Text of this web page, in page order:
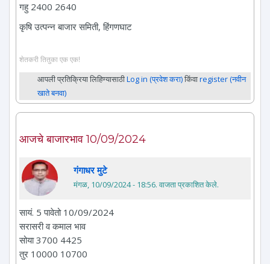
गहु 2400 2640
कृषि उत्पन्न बाजार समिती, हिंगणघाट
शेतकरी तितुका एक एक!
आपली प्रतिक्रिया लिहिण्यासाठीLog in (प्रवेश करा)किंवाregister (नवीन
खाते बनवा)
आजचे बाजारभाव 10/09/2024
गंगाधर मुटे
मंगळ, 10/09/2024 - 18:56. वाजता प्रकाशित केले.
सायं. 5 पावेतो 10/09/2024
सरासरी व कमाल भाव
सोया 3700 4425
तुर 10000 10700